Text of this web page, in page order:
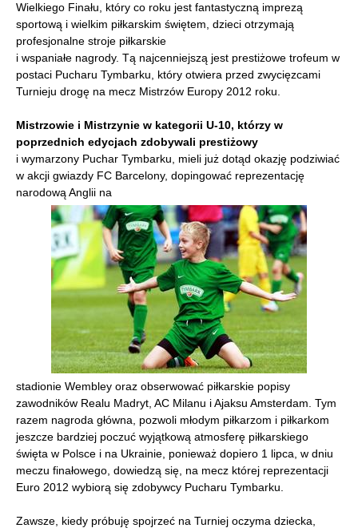
Wielkiego Finału, który co roku jest fantastyczną imprezą
sportową i wielkim piłkarskim świętem, dzieci otrzymają
profesjonalne stroje piłkarskie
i wspaniałe nagrody. Tą najcenniejszą jest prestiżowe trofeum w
postaci Pucharu Tymbarku, który otwiera przed zwycięzcami
Turnieju drogę na mecz Mistrzów Europy 2012 roku.
Mistrzowie i Mistrzynie w kategorii U-10, którzy w
poprzednich edycjach zdobywali prestiżowy
i wymarzony Puchar Tymbarku, mieli już dotąd okazję podziwiać
w akcji gwiazdy FC Barcelony, dopingować reprezentację
narodową Anglii na
stadionie Wembley oraz obserwować piłkarskie popisy
zawodników Realu Madryt, AC Milanu i Ajaksu Amsterdam. Tym
razem nagroda główna, pozwoli młodym piłkarzom i piłkarkom
jeszcze bardziej poczuć wyjątkową atmosferę piłkarskiego
święta w Polsce i na Ukrainie, ponieważ dopiero 1 lipca, w dniu
meczu finałowego, dowiedzą się, na mecz której reprezentacji
Euro 2012 wybiorą się zdobywcy Pucharu Tymbarku.
Zawsze, kiedy próbuję spojrzeć na Turniej oczyma dziecka,